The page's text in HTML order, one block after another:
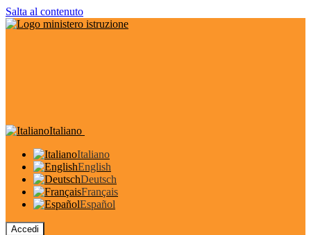
Salta al contenuto
Italiano
Italiano
English
Deutsch
Français
Español
Accedi